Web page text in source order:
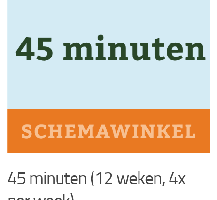
45 minuten (12 weken, 4x